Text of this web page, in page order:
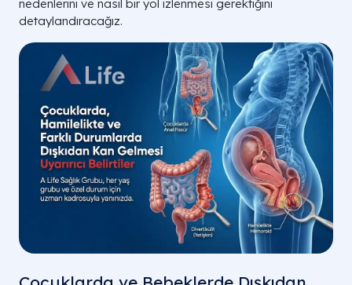
KANIN RENGI TIBBI KARŞILIĞI
Parlak Kırmızı Hematokezya
Hematokezya
Siyah / Katran Melena
Gözle Görülmeyen Gizli Kan
nedenlerini ve nasıl bir yol izlenmesi gerektiğini
detaylandıracağız.